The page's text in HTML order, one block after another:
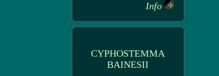
Info
CYPHOSTEMMA
BAINESII